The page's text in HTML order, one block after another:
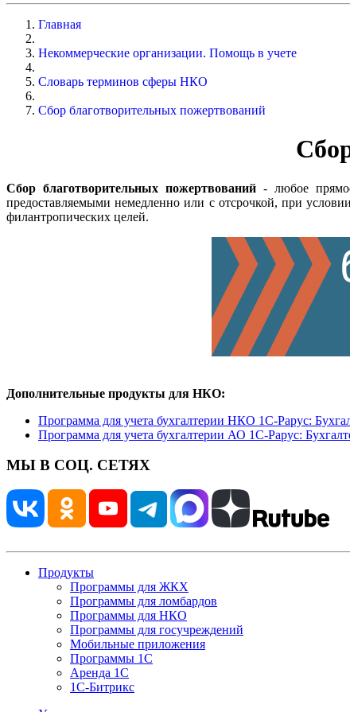
Главная
Некоммерческие организации. Помощь в учете
Словарь терминов сферы НКО
Сбор благотворительных пожертвований
Сбор благотворительных пожертвований- любое
предоставляемыми немедленно или с отсрочкой, при
филантропических целей.
Дополнительные продукты для НКО:
Программа для учета бухгалтерии НКО 1С-Рарус:
Программа для учета бухгалтерии АО 1С-Рарус:
МЫ В СОЦ. СЕТЯХ
Продукты
Программы для ЖКХ
Программы для ломбардов
Программы для НКО
Программы для госучреждений
Мобильные приложения
Программы 1С
Аренда 1С
1С-Битрикс